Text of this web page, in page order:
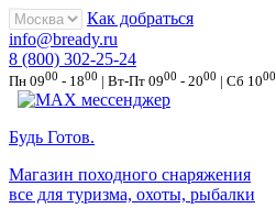
Как добраться
info@bready.ru
8 (800) 302-25-24
Пн 0900 - 1800 | Вт-Пт 0900 - 2000 | Сб 1000
Будь Готов.
Магазин походного снаряжения
все для туризма, охоты, рыбалки